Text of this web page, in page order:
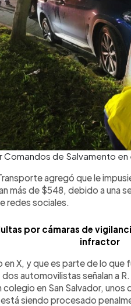
de Salvamento en
agregó que le
más de $548, debido a una
redes sociales.
por cámaras de
infractor
en X, y que es parte de lo que
dos automovilistas señalan a
colegio en San Salvador,
siendo procesado